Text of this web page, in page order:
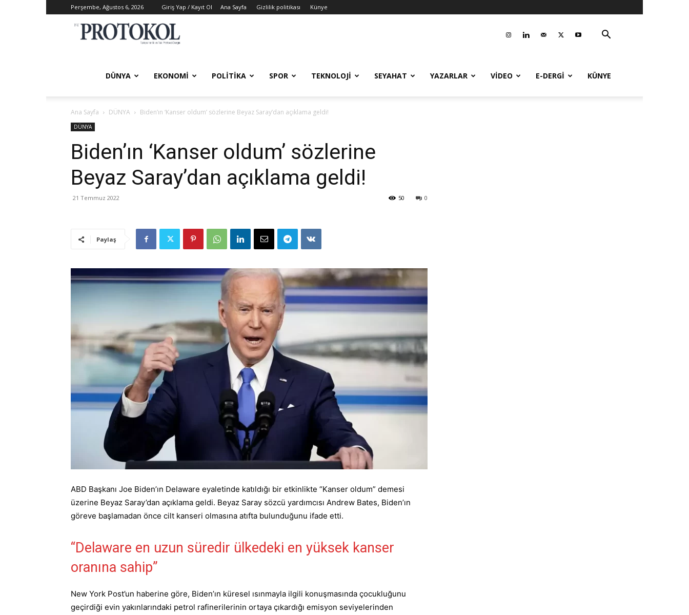
Perşembe, Ağustos 6, 2026 Giriş Yap / Kayıt Ol Ana Sayfa Gizlilik politikası Künye
DÜNYA EKONOMİ POLİTİKA SPOR TEKNOLOJİ SEYAHAT YAZARLAR VİDEO E-DERGİ KÜNYE
Ana Sayfa DÜNYA Biden’ın ‘Kanser oldum’ sözlerine Beyaz Saray’dan açıklama geldi!
DÜNYA
Biden’ın ‘Kanser oldum’ sözlerine
Beyaz Saray’dan açıklama geldi!
21 Temmuz 2022 0
50
Paylaş
ABD Başkanı Joe Biden’ın Delaware eyaletinde katıldığı bir etkinlikte “Kanser oldum” demesi
üzerine Beyaz Saray’dan açıklama geldi. Beyaz Saray sözcü yardımcısı Andrew Bates, Biden’ın
göreve başlamadan önce cilt kanseri olmasına atıfta bulunduğunu ifade etti.
“Delaware en uzun süredir ülkedeki en yüksek kanser
oranına sahip”
New York Post’un haberine göre, Biden’ın küresel ısınmayla ilgili konuşmasında çocukluğunu
geçirdiği evin yakınlarındaki petrol rafinerilerinin ortaya çıkardığı emisyon seviyelerinden